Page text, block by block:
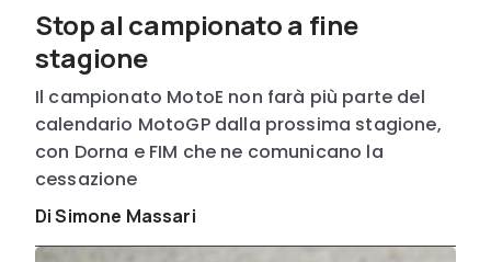
Stop al campionato a fine
stagione
Il campionato MotoE non farà più parte del
calendario MotoGP dalla prossima stagione,
con Dorna e FIM che ne comunicano la
cessazione
Di Simone Massari